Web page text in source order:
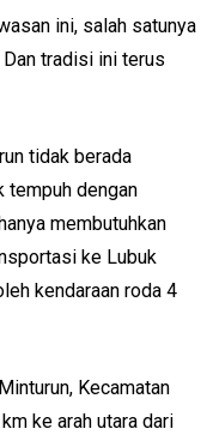
ini, salah satunya
Dan tradisi ini terus
tidak berada
tempuh dengan
membutuhkan
ke Lubuk
kendaraan roda 4
Kecamatan
ke arah utara dari